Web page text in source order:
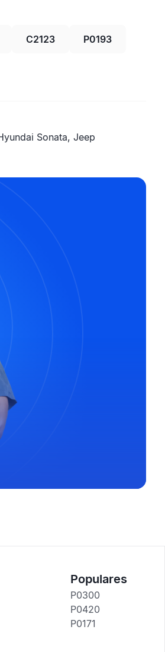
C2123 P0193
Sonata, Jeep
Populares
P0300
P0420
P0171